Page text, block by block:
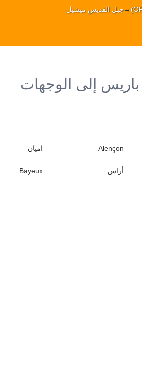
↔جبل القديس ميشيل
إلى الوجهات
Alençon اميان
أراس
Bayeux